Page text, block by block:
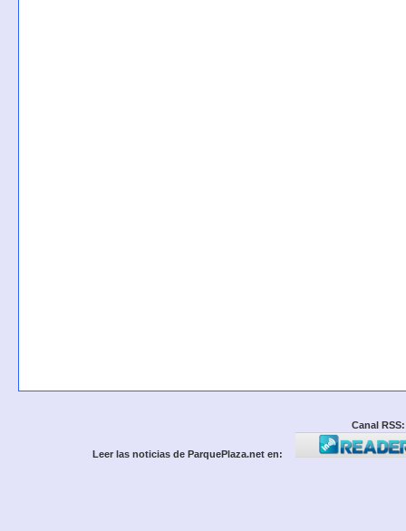
Canal RSS:
Leer las noticias de ParquePlaza.net en: